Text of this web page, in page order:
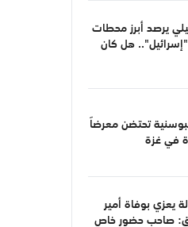
يرصد أبرز محطات
هل كان
تحتضن معرضاً
في غزة
يعزي بوفاة أمير
صاحب حضور خاص